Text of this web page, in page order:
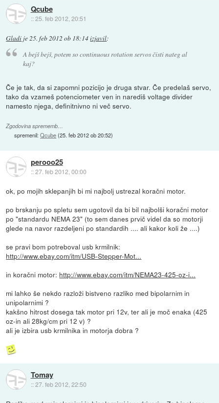
Qcube
::25. feb 2012, 20:51
Gladi je25. feb 2012 ob 18:14izjavil:
A bejš bejš, potem so continuous rotation servos čisti nateg al
kaj?
Če je tak, da si zapomni pozicijo je druga stvar. Če predelaš servo,
tako da vzameš potenciometer ven in narediš voltage divider
namesto njega, definitnivno ni več servo.
Zgodovina sprememb…
spremenil:Qcube(25. feb 2012 ob 20:52)
perooo25
::27. feb 2012, 00:00
ok, po mojih sklepanjih bi mi najbolj ustrezal koračni motor.
po brskanju po spletu sem ugotovil da bi bil najbolši koračni motor
po "standardu NEMA 23" (to sem danes prvič videl da so motorji
glede na navor razdeljeni po standardih .... ali kakor koli že ....)
se pravi bom potreboval usb krmilnik:
http://www.ebay.com/itm/USB-Stepper-Mot...
in koračni motor: http://www.ebay.com/itm/NEMA23-425-oz-i...
mi lahko še nekdo razloži bistveno razliko med bipolarnim in
unipolarnimi ?
kakšno hitrost dosega tak motor pri 12v, ter ali je moč enaka (425
oz-in ali 28kg/cm pri 12 v) ?
ali je izbira usb krmilnika in motorja dobra ?
Tomay
::27. feb 2012, 22:50